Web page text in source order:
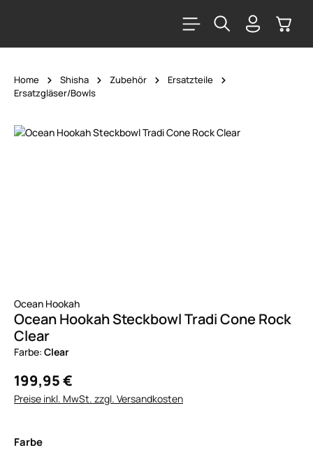
Home Shisha Zubehör
Ersatzteile
Ersatzgläser/Bowls
Bildergalerie überspringen
Ocean Hookah
Ocean Hookah Steckbowl Tradi Cone Rock
Clear
Farbe: Clear
199,95 €
Preise inkl. MwSt. zzgl. Versandkosten
Farbeauswählen